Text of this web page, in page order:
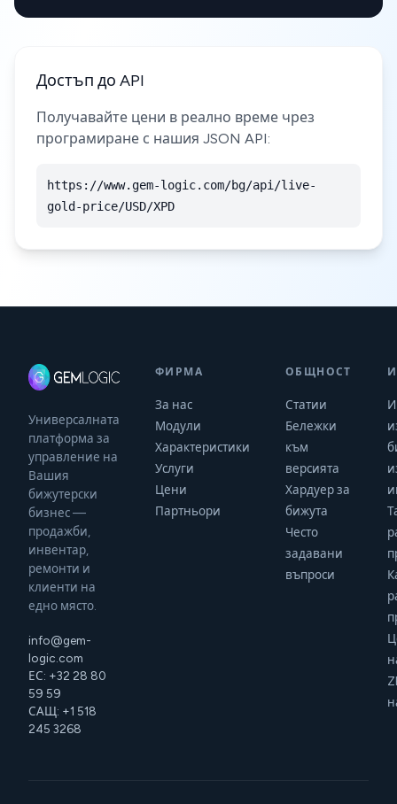
Достъп до API
Получавайте цени в реално време чрез
програмиране с нашия JSON API:
https://www.gem-logic.com/bg/api/live-
gold-price/USD/XPD
Универсалната
платформа за
управление на
Вашия
бижутерски
бизнес —
продажби,
инвентар,
ремонти и
клиенти на
едно място.
info@gem-
logic.com
ЕС: +32 28 80
59 59
САЩ: +1 518
245 3268
ФИРМА
За нас
Модули
Характеристики
Услуги
Цени
Партньори
ОБЩНОСТ
Статии
Бележки
към
версията
Хардуер за
бижута
Често
задавани
въпроси